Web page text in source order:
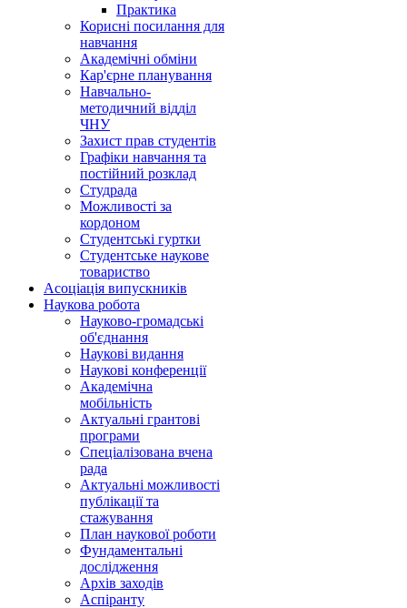
Практика
Корисні посилання для
навчання
Академічні обміни
Кар'єрне планування
Навчально-
методичний відділ
ЧНУ
Захист прав студентів
Графіки навчання та
постійний розклад
Студрада
Можливості за
кордоном
Студентські гуртки
Студентське наукове
товариство
Асоціація випускників
Наукова робота
Науково-громадські
об'єднання
Наукові видання
Наукові конференції
Академічна
мобільність
Актуальні грантові
програми
Спеціалізована вчена
рада
Актуальні можливості
публікації та
стажування
План наукової роботи
Фундаментальні
дослідження
Архів заходів
Аспіранту